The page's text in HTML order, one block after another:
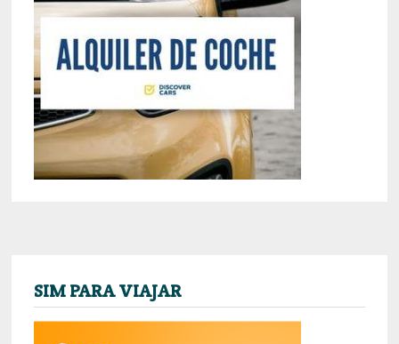
SIM PARA VIAJAR